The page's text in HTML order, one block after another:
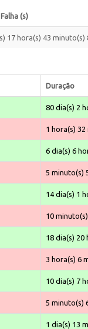
(s)
17 hora(s) 43 minuto(s)
Duração
80 dia(s) 2
1 hora(s)
6 dia(s) 6
5 minuto(s)
14 dia(s) 1
10
18 dia(s) 20
3 hora(s) 6
10 dia(s) 7
5 minuto(s)
1 dia(s) 13